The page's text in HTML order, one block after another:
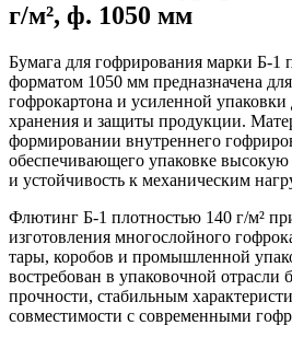
г/м², ф. 1050 мм
Бумага для гофрирования марки Б-1
форматом 1050 мм предназначена
гофрокартона и усиленной упаковки
хранения и защиты продукции.
формировании внутреннего
обеспечивающего упаковке
и устойчивость к механическим
Флютинг Б-1 плотностью 140 г/м²
изготовления многослойного
тары, коробов и промышленной
востребован в упаковочной отрасли
прочности, стабильным
совместимости с современными